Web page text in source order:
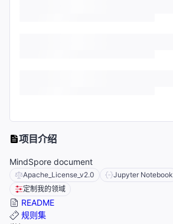
项目介绍
MindSpore document
Apache_License_v2.0 Jupyter Notebook
定制我的领域
README
规则集